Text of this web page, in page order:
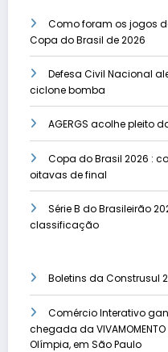
Como foram os jogos
Copa do Brasil de 2026
Defesa Civil Nacional
ciclone bomba
AGERGS acolhe pleito
Copa do Brasil 2026 :
oitavas de final
Série B do Brasileirão
classificação
Boletins da Construsul
Comércio Interativo
chegada da
Olímpia, em São Paulo